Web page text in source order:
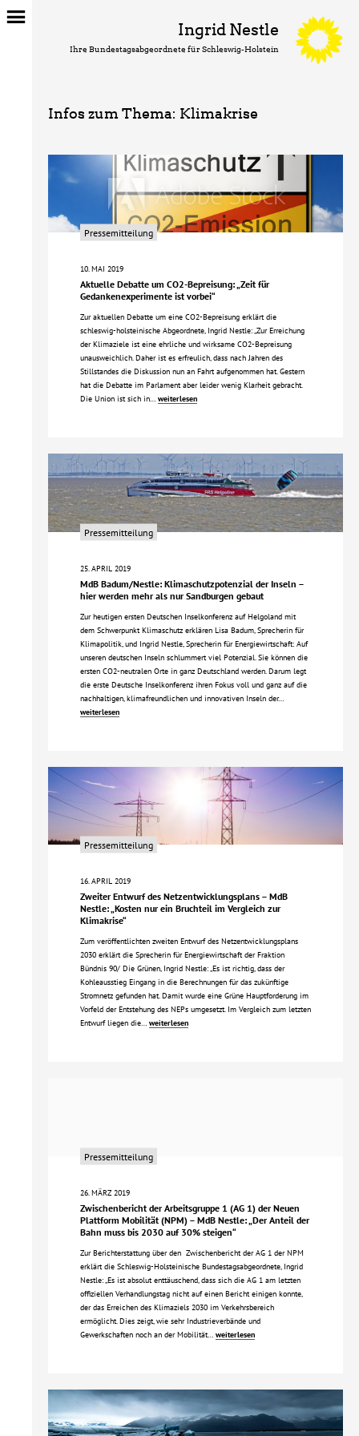
Ingrid Nestle
Ihre Bundestagsabgeordnete für Schleswig-Holstein
Infos zum Thema: Klimakrise
Pressemitteilung
10. MAI 2019
Aktuelle Debatte um CO2-Bepreisung: „Zeit für
Gedankenexperimente ist vorbei“
Zur aktuellen Debatte um eine CO2-Bepreisung erklärt die
schleswig-holsteinische Abgeordnete, Ingrid Nestle: „Zur Erreichung
der Klimaziele ist eine ehrliche und wirksame CO2-Bepreisung
unausweichlich. Daher ist es erfreulich, dass nach Jahren des
Stillstandes die Diskussion nun an Fahrt aufgenommen hat. Gestern
hat die Debatte im Parlament aber leider wenig Klarheit gebracht.
Die Union ist sich in… weiterlesen
Pressemitteilung
25. APRIL 2019
MdB Badum/Nestle: Klimaschutzpotenzial der Inseln –
hier werden mehr als nur Sandburgen gebaut
Zur heutigen ersten Deutschen Inselkonferenz auf Helgoland mit
dem Schwerpunkt Klimaschutz erklären Lisa Badum, Sprecherin für
Klimapolitik, und Ingrid Nestle, Sprecherin für Energiewirtschaft: Auf
unseren deutschen Inseln schlummert viel Potenzial. Sie können die
ersten CO2-neutralen Orte in ganz Deutschland werden. Darum legt
die erste Deutsche Inselkonferenz ihren Fokus voll und ganz auf die
nachhaltigen, klimafreundlichen und innovativen Inseln der…
weiterlesen
Pressemitteilung
16. APRIL 2019
Zweiter Entwurf des Netzentwicklungsplans – MdB
Nestle: „Kosten nur ein Bruchteil im Vergleich zur
Klimakrise“
Zum veröffentlichten zweiten Entwurf des Netzentwicklungsplans
2030 erklärt die Sprecherin für Energiewirtschaft der Fraktion
Bündnis 90/ Die Grünen, Ingrid Nestle: „Es ist richtig, dass der
Kohleausstieg Eingang in die Berechnungen für das zukünftige
Stromnetz gefunden hat. Damit wurde eine Grüne Hauptforderung im
Vorfeld der Entstehung des NEPs umgesetzt. Im Vergleich zum letzten
Entwurf liegen die… weiterlesen
Pressemitteilung
26. MÄRZ 2019
Zwischenbericht der Arbeitsgruppe 1 (AG 1) der Neuen
Plattform Mobilität (NPM) – MdB Nestle: „Der Anteil der
Bahn muss bis 2030 auf 30% steigen“
Zur Berichterstattung über den Zwischenbericht der AG 1 der NPM
erklärt die Schleswig-Holsteinische Bundestagsabgeordnete, Ingrid
Nestle: „Es ist absolut enttäuschend, dass sich die AG 1 am letzten
offiziellen Verhandlungstag nicht auf einen Bericht einigen konnte,
der das Erreichen des Klimaziels 2030 im Verkehrsbereich
ermöglicht. Dies zeigt, wie sehr Industrieverbände und
Gewerkschaften noch an der Mobilität… weiterlesen